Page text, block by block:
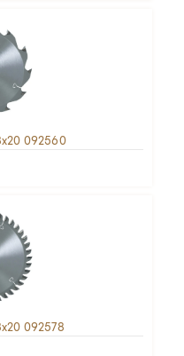
092560
092578